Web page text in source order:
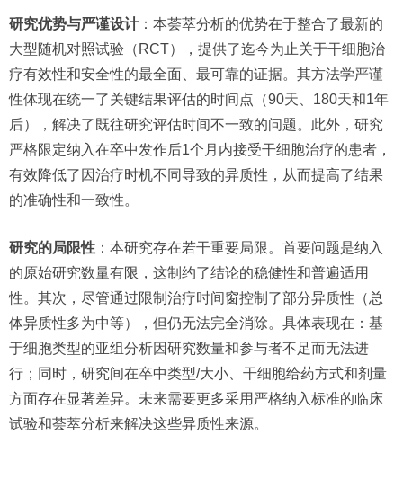
研究优势与严谨设计：本荟萃分析的优势在于整合了最新的
大型随机对照试验（RCT），提供了迄今为止关于干细胞治
疗有效性和安全性的最全面、最可靠的证据。其方法学严谨
性体现在统一了关键结果评估的时间点（90天、180天和1年
后），解决了既往研究评估时间不一致的问题。此外，研究
严格限定纳入在卒中发作后1个月内接受干细胞治疗的患者，
有效降低了因治疗时机不同导致的异质性，从而提高了结果
的准确性和一致性。
研究的局限性 ：本研究存在若干重要局限。首要问题是纳入
的原始研究数量有限，这制约了结论的稳健性和普遍适用
性。其次，尽管通过限制治疗时间窗控制了部分异质性（总
体异质性多为中等），但仍无法完全消除。具体表现在：基
于细胞类型的亚组分析因研究数量和参与者不足而无法进
行；同时，研究间在卒中类型/大小、干细胞给药方式和剂量
方面存在显著差异。未来需要更多采用严格纳入标准的临床
试验和荟萃分析来解决这些异质性来源。